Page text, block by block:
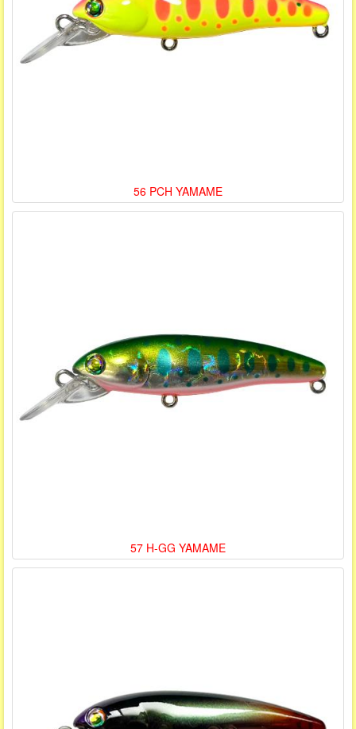
56 PCH YAMAME
57 H-GG YAMAME